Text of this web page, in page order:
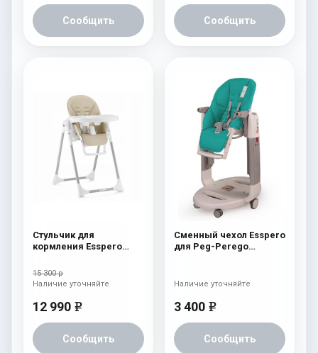
Сообщить Сообщить
Стульчик для
кормления Esspero
15 300 р
12 990 e
Сообщить
Наличие уточняйте
Сменный чехол Esspero
для Peg-Perego
3 400 e
Сообщить
Наличие уточняйте